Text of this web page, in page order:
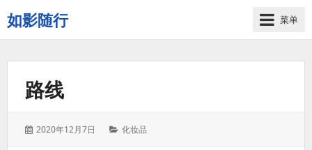
如影随行
如
果
菜单
路线
发
2020年12月7日
分
化妆品